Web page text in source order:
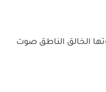
الخالق الناطق صوت